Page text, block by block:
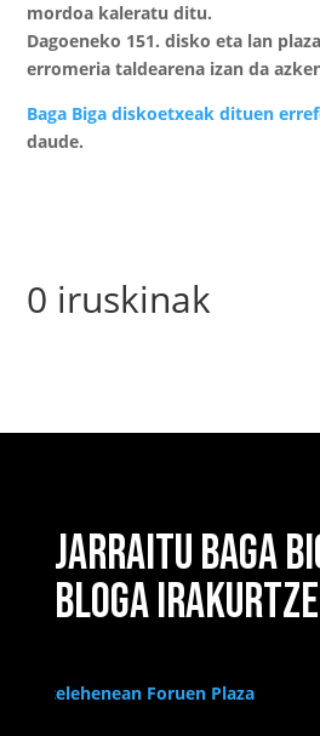
mordoa kaleratu ditu.
Dagoeneko 151. disko eta lan
erromeria taldearena izan da
Baga Biga diskoetxeak dituen
daude.
0 iruskinak
JARRAITU BAGA
BLOGA